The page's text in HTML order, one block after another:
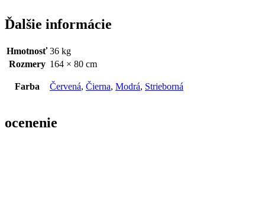
Ďalšie informácie
Hmotnosť 36 kg
Rozmery 164 × 80 cm
Farba Červená, Čierna, Modrá, Strieborná
ocenenie